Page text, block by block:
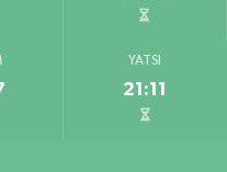
YATSI
21:11